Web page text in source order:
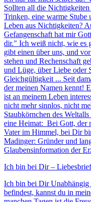
Sollten all die
Trinken, eine warme Stube
Leben aus Nichtigkeiten?
Gefangenschaft hat mir
dir." Ich weiß nicht, wie es
gibt einen über uns, und
stehen und Rechenschaft
und Lüge, über Liebe oder
Gleichgültigkeit ... Seit
der meinen Namen kennt!
ist an meinem Leben
nicht mehr sinnlos, nicht
Staubkörnchen des
eine Heimat: Bei Gott, der
Vater im Himmel, bei Dir
Madinger: Gründer und
Glaubensinformation der
Ich bin bei Dir –
Ich bin bei Dir Unabhängig
befindest, kannst du in